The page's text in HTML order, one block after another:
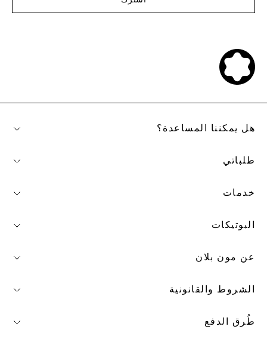
طُرق الدفع
هل يمكننا المساعدة؟
طلباتي
خدمات
البوتيكات
عن مون بلان
الشروط والقانونية